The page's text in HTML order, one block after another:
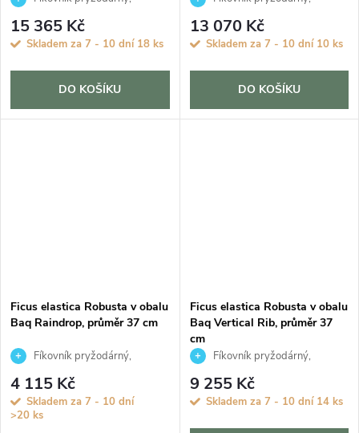
Fíkovník, Gumovník
15 365 Kč
Skladem za 7 - 10 dní 18 ks
DO KOŠÍKU
Fíkovník, Gumovník
13 070 Kč
Skladem za 7 - 10 dní 10 ks
DO KOŠÍKU
Ficus elastica Robusta v obalu
Baq Raindrop, průměr 37 cm
Fíkovník pryžodárný,
Fíkovník, Gumovník
4 115 Kč
Skladem za 7 - 10 dní
>20 ks
Ficus elastica Robusta v obalu
Baq Vertical Rib, průměr 37
cm
Fíkovník pryžodárný,
Fíkovník, Gumovník
9 255 Kč
Skladem za 7 - 10 dní 14 ks